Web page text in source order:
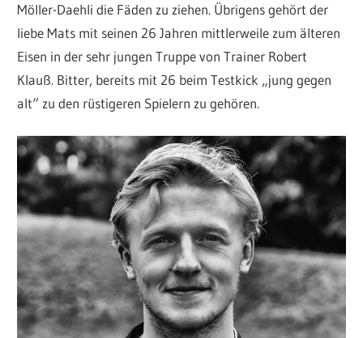
Möller-Daehli die Fäden zu ziehen. Übrigens gehört der
liebe Mats mit seinen 26 Jahren mittlerweile zum älteren
Eisen in der sehr jungen Truppe von Trainer Robert
Klauß. Bitter, bereits mit 26 beim Testkick „jung gegen
alt“ zu den rüstigeren Spielern zu gehören.